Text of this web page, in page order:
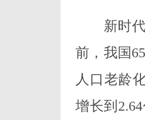
新时代
前，我国
人口老龄
增长到